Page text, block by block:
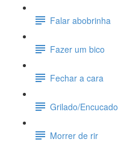
Falar abobrinha
Fazer um bico
Fechar a cara
Grilado/Encucado
Morrer de rir